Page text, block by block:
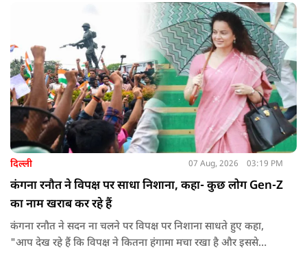
दिल्ली 07 Aug, 2026 03:19 PM
कंगना रनौत ने विपक्ष पर साधा निशाना, कहा- कुछ लोग Gen-Z
का नाम खराब कर रहे हैं
कंगना रनौत ने सदन ना चलने पर विपक्ष पर निशाना साधते हुए कहा,
"आप देख रहे हैं कि विपक्ष ने कितना हंगामा मचा रखा है और इससे